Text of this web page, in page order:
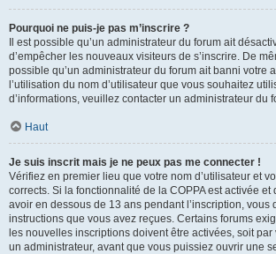
Pourquoi ne puis-je pas m’inscrire ?
Il est possible qu’un administrateur du forum ait
d’empêcher les nouveaux visiteurs de s’inscrire. De
possible qu’un administrateur du forum ait banni votre
l’utilisation du nom d’utilisateur que vous souhaitez
d’informations, veuillez contacter un administrateur du
Haut
Je suis inscrit mais je ne peux pas me connecter !
Vérifiez en premier lieu que votre nom d’utilisateur et
corrects. Si la fonctionnalité de la COPPA est activée et
avoir en dessous de 13 ans pendant l’inscription, vous
instructions que vous avez reçues. Certains forums
les nouvelles inscriptions doivent être activées, soit
un administrateur, avant que vous puissiez ouvrir une